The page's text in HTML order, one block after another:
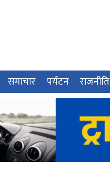
समाचार पर्यटन राजनीति